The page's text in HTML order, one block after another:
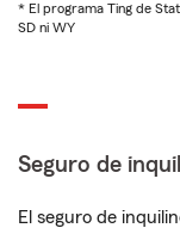
* El programa Ting de
SD ni WY
Seguro de
El seguro de